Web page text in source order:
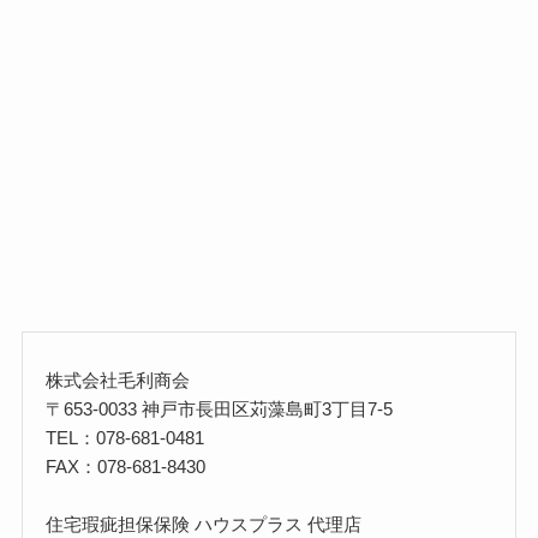
株式会社毛利商会
〒653-0033 神戸市長田区苅藻島町3丁目7-5
TEL：078-681-0481
FAX：078-681-8430
住宅瑕疵担保保険 ハウスプラス 代理店